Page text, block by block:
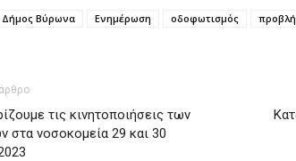
Δήμος Βύρωνα Ενημέρωση οδοφωτισμός
τις κινητοποιήσεις των
στα νοσοκομεία 29 και 30